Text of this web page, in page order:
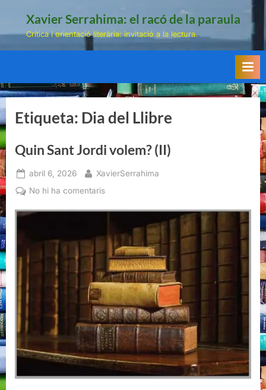
Xavier Serrahima: el racó de la paraula
Crítica i orientació literària: invitació a la lectura.
Etiqueta: Dia del Llibre
Quin Sant Jordi volem? (II)
Posted
on
abril 6, 2026 By
XavierSerrahima
No hi ha comentarisa
volem?
(II)